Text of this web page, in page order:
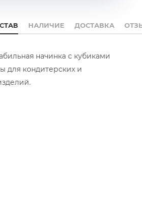
НАЛИЧИЕ ДОСТАВКА
начинка с кубиками
для кондитерских и